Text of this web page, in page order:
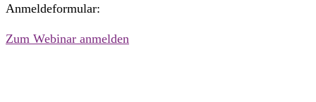
Anmeldeformular:
Zum Webinar anmelden